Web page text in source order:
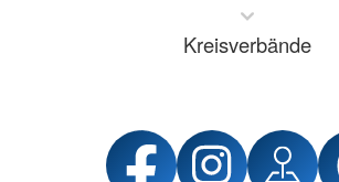
Kreisverbände